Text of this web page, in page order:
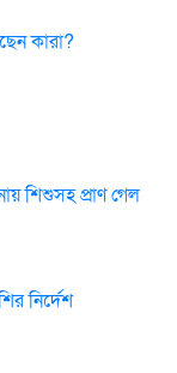
কারা?
শিশুসহ প্রাণ গেল
নির্দেশ